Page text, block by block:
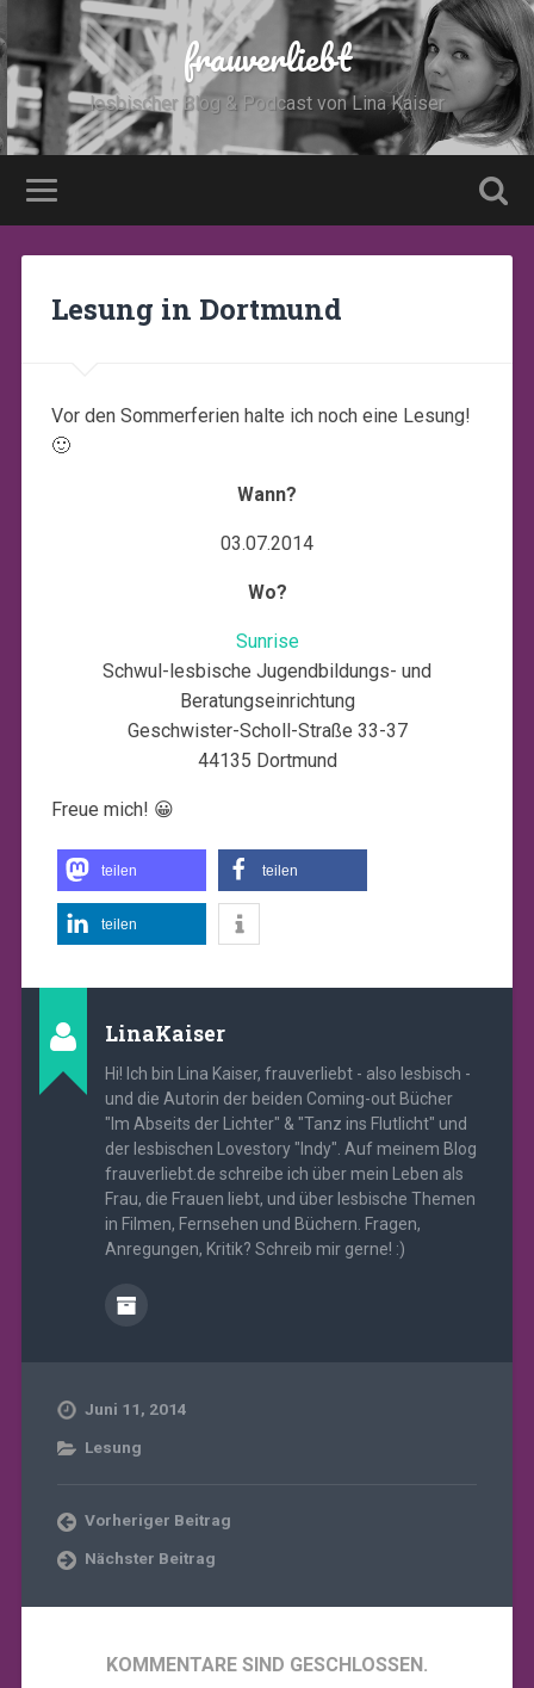
frauverliebt
lesbischer Blog & Podcast von Lina Kaiser
Lesung in Dortmund
Vor den Sommerferien halte ich noch eine Lesung!
🙂
Wann?
03.07.2014
Wo?
Sunrise
Schwul-lesbische Jugendbildungs- und
Beratungseinrichtung
Geschwister-Scholl-Straße 33-37
44135 Dortmund
Freue mich! 😀
teilen teilen
teilen
LinaKaiser
Hi! Ich bin Lina Kaiser, frauverliebt - also lesbisch -
und die Autorin der beiden Coming-out Bücher
"Im Abseits der Lichter" & "Tanz ins Flutlicht" und
der lesbischen Lovestory "Indy". Auf meinem Blog
frauverliebt.de schreibe ich über mein Leben als
Frau, die Frauen liebt, und über lesbische Themen
in Filmen, Fernsehen und Büchern. Fragen,
Anregungen, Kritik? Schreib mir gerne! :)
Juni 11, 2014
Lesung
Vorheriger Beitrag
Nächster Beitrag
KOMMENTARE SIND GESCHLOSSEN.